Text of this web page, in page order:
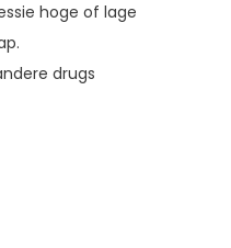
hoge of lage
drugs